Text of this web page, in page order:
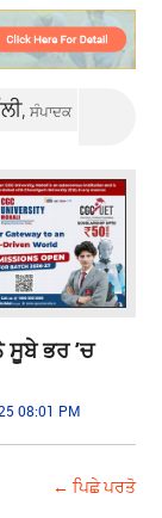
ਸੰਪਾਦਕ
ਭਰ ’ਚ
08:01 PM
← ਪਿਛੇ ਪਰਤੋ